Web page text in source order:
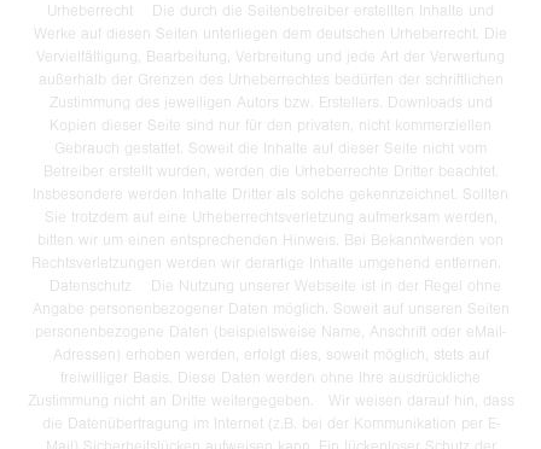
Urheberrecht Die durch die Seitenbetreiber erstellten Inhalte und
Werke auf diesen Seiten unterliegen dem deutschen Urheberrecht. Die
Vervielfältigung, Bearbeitung, Verbreitung und jede Art der Verwertung
außerhalb der Grenzen des Urheberrechtes bedürfen der schriftlichen
Zustimmung des jeweiligen Autors bzw. Erstellers. Downloads und
Kopien dieser Seite sind nur für den privaten, nicht kommerziellen
Gebrauch gestattet. Soweit die Inhalte auf dieser Seite nicht vom
Betreiber erstellt wurden, werden die Urheberrechte Dritter beachtet.
Insbesondere werden Inhalte Dritter als solche gekennzeichnet. Sollten
Sie trotzdem auf eine Urheberrechtsverletzung aufmerksam werden,
bitten wir um einen entsprechenden Hinweis. Bei Bekanntwerden von
Rechtsverletzungen werden wir derartige Inhalte umgehend entfernen.
Datenschutz Die Nutzung unserer Webseite ist in der Regel ohne
Angabe personenbezogener Daten möglich. Soweit auf unseren Seiten
personenbezogene Daten (beispielsweise Name, Anschrift oder eMail-
Adressen) erhoben werden, erfolgt dies, soweit möglich, stets auf
freiwilliger Basis. Diese Daten werden ohne Ihre ausdrückliche
Zustimmung nicht an Dritte weitergegeben. Wir weisen darauf hin, dass
die Datenübertragung im Internet (z.B. bei der Kommunikation per E-